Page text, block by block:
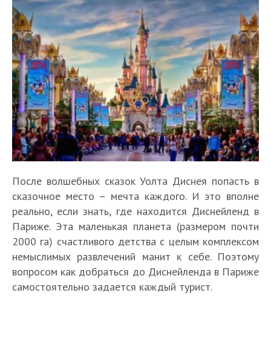
После волшебных сказок Уолта Диснея попасть в
сказочное место – мечта каждого. И это вполне
реально, если знать, где находится Диснейленд в
Париже. Эта маленькая планета (размером почти
2000 га) счастливого детства с целым комплексом
немыслимых развлечений манит к себе. Поэтому
вопросом как добраться до Диснейленда в Париже
самостоятельно задается каждый турист.